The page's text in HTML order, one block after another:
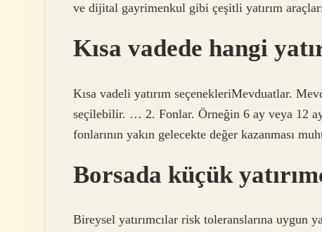
ve dijital gayrimenkul gibi çeşitli yatırım
Kısa vadede hangi
Kısa vadeli yatırım seçenekleriMevduatlar.
seçilebilir. … 2. Fonlar. Örneğin 6 ay veya 12
fonlarının yakın gelecekte değer kazanması
Borsada küçük
Bireysel yatırımcılar risk toleranslarına uygun